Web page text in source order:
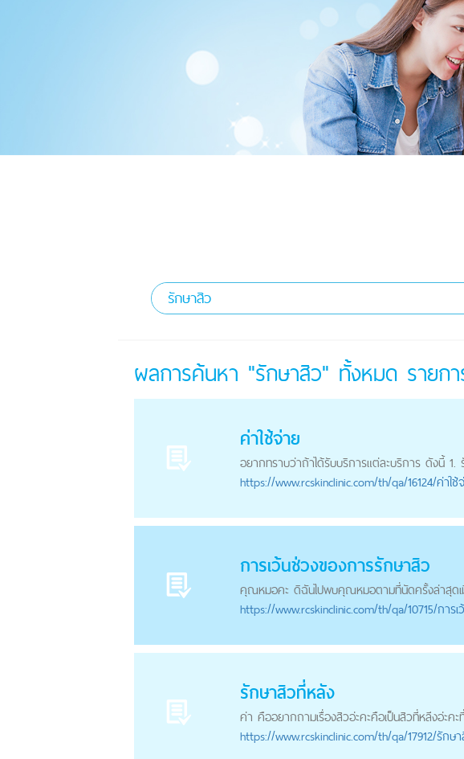
ผลการค้นหา "รักษาสิว" ทั้งหมด รายก
ค่าใช้จ่าย
อยากทราบว่าถ้าได้รับบริการแต่ละบริการ ดังนี้
https://www.rcskinclinic.com/th/qa/16124/ค่าใช้
การเว้นช่วงของการรักษาสิว
คุณหมอคะ ดิฉันไปพบคุณหมอตามที่นัดครั้งล่าสุด
https://www.rcskinclinic.com/th/qa/10715/การ
รักษาสิวที่หลัง
ค่า คืออยากถามเรื่องสิวอ่ะคะคือเป็นสิวที่หลีงอ่ะ
https://www.rcskinclinic.com/th/qa/17912/รักษ